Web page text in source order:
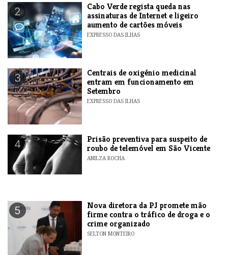
2
Cabo Verde regista queda nas
assinaturas de Internet e ligeiro
aumento de cartões móveis
EXPRESSO DAS ILHAS
3
Centrais de oxigénio medicinal
entram em funcionamento em
Setembro
EXPRESSO DAS ILHAS
4
Prisão preventiva para suspeito de
roubo de telemóvel em São Vicente
ANILZA ROCHA
5
Nova diretora da PJ promete mão
firme contra o tráfico de droga e o
crime organizado
SELTON MONTEIRO